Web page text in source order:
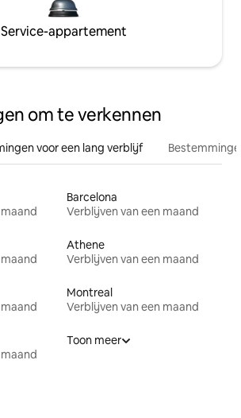
Service-appartement
om te verkennen
voor een lang verblijf
Barcelona
Verblijven van een maand
Athene
Verblijven van een maand
Montreal
Verblijven van een maand
Toon meer